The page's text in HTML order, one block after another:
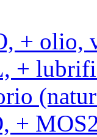
+ olio,
+
+